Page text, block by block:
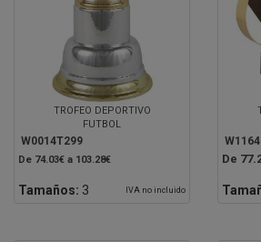
TROFEO DEPORTIVO
FUTBOL
W0014T299
De 74.03€ a 103.28€
Tamaños: 3 IVA no incluido
De